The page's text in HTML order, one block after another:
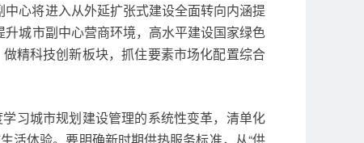
心将进入从外延扩张式建设全面转向内涵提
城市副中心营商环境，高水平建设国家绿色
精科技创新板块，抓住要素市场化配置综合
习城市规划建设管理的系统性变革，清单化